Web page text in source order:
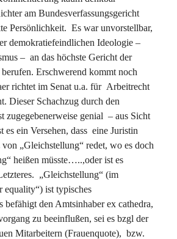
am Bundesverfassungsgericht
Persönlichkeit. Es war unvorstellbar,
demokratiefeindlichen Ideologie –
– an das höchste Gericht der
Erschwerend kommt noch
richtet im Senat u.a. für Arbeitrecht
Dieser Schachzug durch den
zugegebenerweise genial – aus Sicht
es ein Versehen, dass eine Juristin
„Gleichstellung“ redet, wo es doch
heißen müsste…..,oder ist es
„Gleichstellung“ (im
equality“) ist typisches
befähigt den Amtsinhaber ex cathedra,
zu beeinflußen, sei es bzgl der
Mitarbeitern (Frauenquote), bzw.